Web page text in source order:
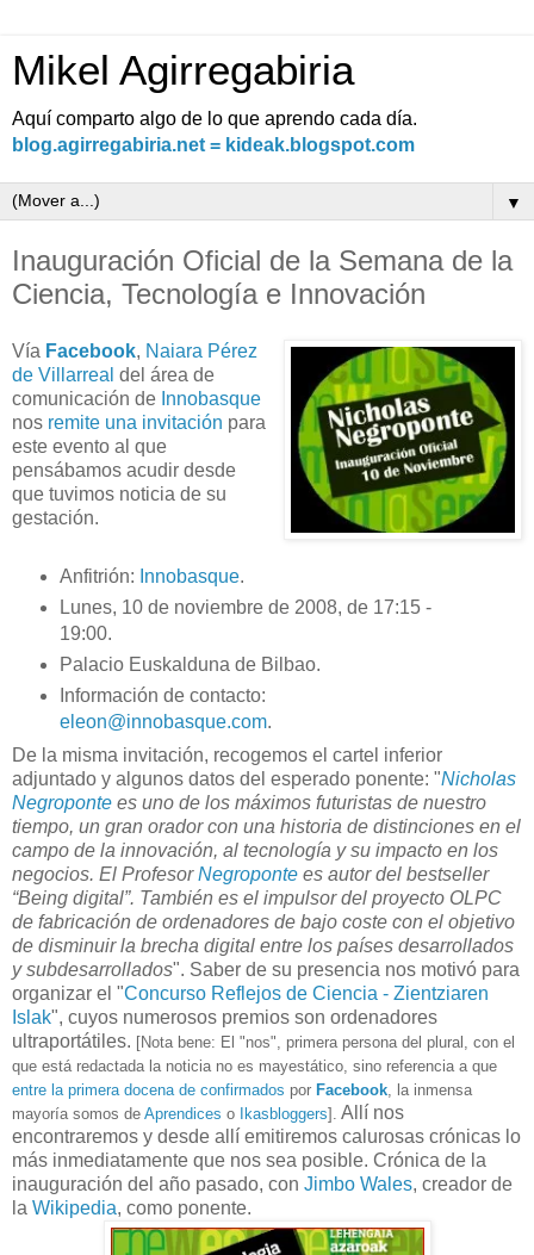
Mikel Agirregabiria
Aquí comparto algo de lo que aprendo cada día.
blog.agirregabiria.net = kideak.blogspot.com
▼
Inauguración Oficial de la Semana de la
Ciencia, Tecnología e Innovación
Vía Facebook, Naiara Pérez
de Villarreal del área de
comunicación de Innobasque
nos remite una invitación para
este evento al que
pensábamos acudir desde
que tuvimos noticia de su
gestación.
Anfitrión: Innobasque.
Lunes, 10 de noviembre de 2008, de 17:15 -
19:00.
Palacio Euskalduna de Bilbao.
Información de contacto:
eleon@innobasque.com.
De la misma invitación, recogemos el cartel inferior
adjuntado y algunos datos del esperado ponente: "Nicholas
Negroponte es uno de los máximos futuristas de nuestro
tiempo, un gran orador con una historia de distinciones en el
campo de la innovación, al tecnología y su impacto en los
negocios. El ProfesorNegroponte es autor del bestseller
“Being digital”. También es el impulsor del proyecto OLPC
de fabricación de ordenadores de bajo coste con el objetivo
de disminuir la brecha digital entre los países desarrollados
y subdesarrollados". Saber de su presencia nos motivó para
organizar el "Concurso Reflejos de Ciencia - Zientziaren
Islak", cuyos numerosos premios son ordenadores
ultraportátiles. [Nota bene: El "nos", primera persona del plural, con el
que está redactada la noticia no es mayestático, sino referencia a que
entre la primera docena de confirmados por Facebook, la inmensa
mayoría somos de Aprendices o Ikasbloggers]. Allí nos
encontraremos y desde allí emitiremos calurosas crónicas lo
más inmediatamente que nos sea posible. Crónica de la
inauguración del año pasado, con Jimbo Wales, creador de
la Wikipedia, como ponente.